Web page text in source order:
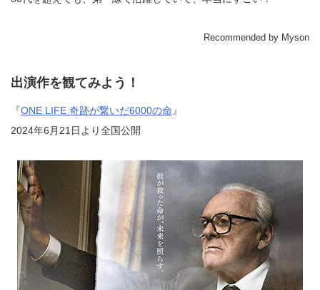
Recommended by Myson
出演作を観てみよう！
『ONE LIFE 奇跡が繋いだ6000の命 』
2024年6月21日より全国公開